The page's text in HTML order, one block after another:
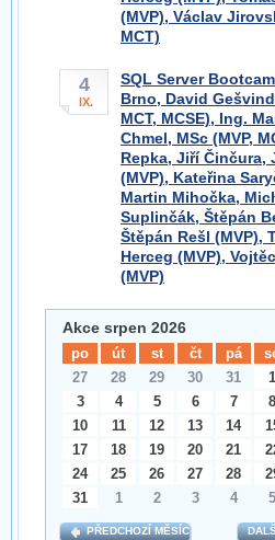
(MVP), Václav
MCT)
4
IX.
SQL Server
Brno, David
MCT, MCSE), Ing.
Chmel, MSc (MVP,
Repka, Jiří Činčura,
(MVP), Kateřina
Martin Mihočka,
Suplinčák, Štěpán
Štěpán Rešl (MVP),
Herceg (MVP),
(MVP)
Akce srpen 2026
po út st čt pá
27
28 29 30 31 1
3
4 5 6 7 8
10
11 12 13 14
17
18 19 20 21
24
25 26 27 28
31
1 2 3 4 5
PŘEDCHOZÍ MĚSÍC